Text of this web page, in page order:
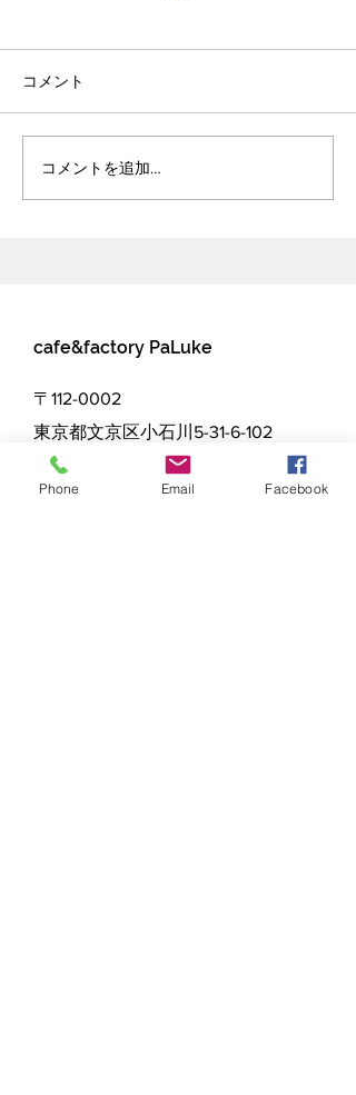
年末年始営業のお知らせ
コメント
コメントを追加…
cafe&factory PaLuke
〒112-0002
東京都文京区小石川5-31-6-102
Tel:
03-3830-0283
Mail: cafepaluke@gmail.com
Phone Email Facebook